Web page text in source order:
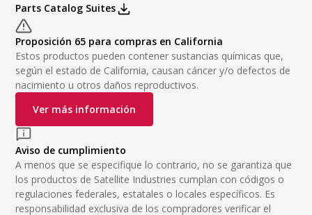
Parts Catalog Suites
Proposición 65 para compras en California
Estos productos pueden contener sustancias químicas que,
según el estado de California, causan cáncer y/o defectos de
nacimiento u otros daños reproductivos.
Ver más información
Aviso de cumplimiento
A menos que se especifique lo contrario, no se garantiza que
los productos de Satellite Industries cumplan con códigos o
regulaciones federales, estatales o locales específicos. Es
responsabilidad exclusiva de los compradores verificar el